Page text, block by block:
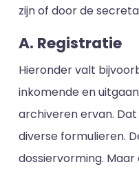
zijn of door de
A. Registratie
Hieronder valt
inkomende en
archiveren ervan.
diverse formulieren.
dossiervorming.